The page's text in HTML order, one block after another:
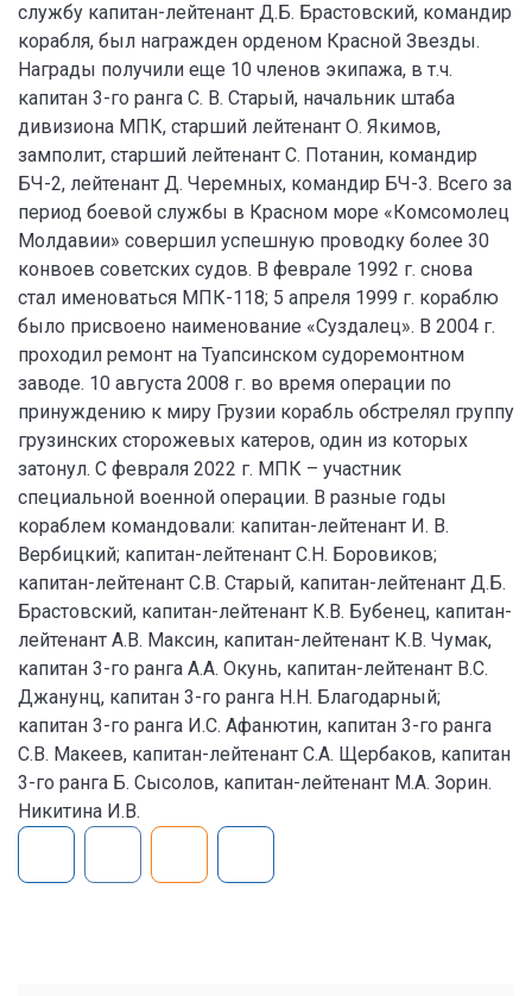
службу капитан-лейтенант Д.Б. Брастовский, командир
корабля, был награжден орденом Красной Звезды.
Награды получили еще 10 членов экипажа, в т.ч.
капитан 3-го ранга С. В. Старый, начальник штаба
дивизиона МПК, старший лейтенант О. Якимов,
замполит, старший лейтенант С. Потанин, командир
БЧ-2, лейтенант Д. Черемных, командир БЧ-3. Всего за
период боевой службы в Красном море «Комсомолец
Молдавии» совершил успешную проводку более 30
конвоев советских судов. В феврале 1992 г. снова
стал именоваться МПК-118; 5 апреля 1999 г. кораблю
было присвоено наименование «Суздалец». В 2004 г.
проходил ремонт на Туапсинском судоремонтном
заводе. 10 августа 2008 г. во время операции по
принуждению к миру Грузии корабль обстрелял группу
грузинских сторожевых катеров, один из которых
затонул. С февраля 2022 г. МПК – участник
специальной военной операции. В разные годы
кораблем командовали: капитан-лейтенант И. В.
Вербицкий; капитан-лейтенант С.Н. Боровиков;
капитан-лейтенант С.В. Старый, капитан-лейтенант Д.Б.
Брастовский, капитан-лейтенант К.В. Бубенец, капитан-
лейтенант А.В. Максин, капитан-лейтенант К.В. Чумак,
капитан 3-го ранга А.А. Окунь, капитан-лейтенант В.С.
Джанунц, капитан 3-го ранга Н.Н. Благодарный;
капитан 3-го ранга И.С. Афанютин, капитан 3-го ранга
С.В. Макеев, капитан-лейтенант С.А. Щербаков, капитан
3-го ранга Б. Сысолов, капитан-лейтенант М.А. Зорин.
Никитина И.В.